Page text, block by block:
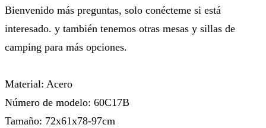
Bienvenido más preguntas, solo conécteme si está
interesado. y también tenemos otras mesas y sillas de
camping para más opciones.
Material: Acero
Número de modelo: 60C17B
Tamaño: 72x61x78-97cm